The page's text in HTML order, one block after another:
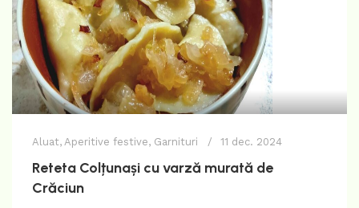
Aluat, Aperitive festive, Garnituri 11 dec. 2024
Reteta Colțunași cu varză murată de
Crăciun